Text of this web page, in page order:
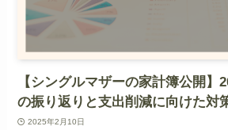
【シングルマザーの家計簿公開】
の振り返りと支出削減に向けた対
2025年2月10日